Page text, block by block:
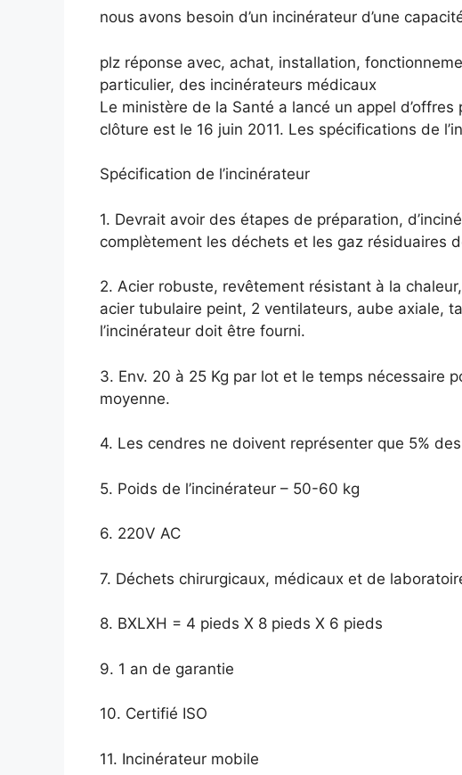
nous avons besoin d’un incinérateur d’une
plz réponse avec, achat, installation,
particulier, des incinérateurs médicaux
Le ministère de la Santé a lancé un appel
clôture est le 16 juin 2011. Les spécifications de
Spécification de l’incinérateur
1. Devrait avoir des étapes de préparation,
complètement les déchets et les gaz résiduaires
2. Acier robuste, revêtement résistant à la
acier tubulaire peint, 2 ventilateurs, aube axiale,
l’incinérateur doit être fourni.
3. Env. 20 à 25 Kg par lot et le temps nécessaire
moyenne.
4. Les cendres ne doivent représenter que 5%
5. Poids de l’incinérateur – 50-60 kg
6. 220V AC
7. Déchets chirurgicaux, médicaux et de
8. BXLXH = 4 pieds X 8 pieds X 6 pieds
9. 1 an de garantie
10. Certifié ISO
11. Incinérateur mobile